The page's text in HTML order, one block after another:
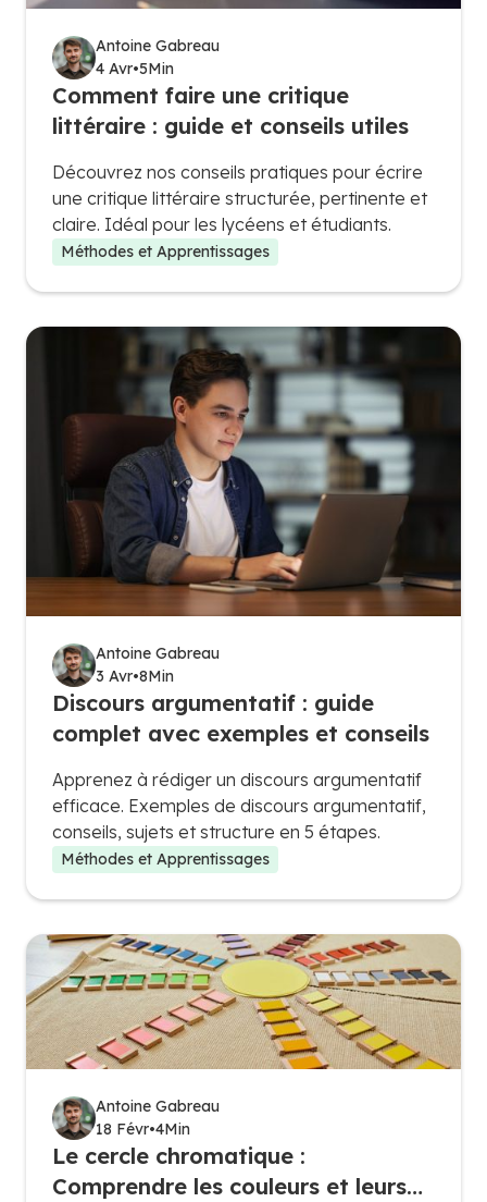
Antoine Gabreau
4 Avr•5Min
Comment faire une critique
littéraire : guide et conseils utiles
Découvrez nos conseils pratiques pour écrire
une critique littéraire structurée, pertinente et
claire. Idéal pour les lycéens et étudiants.
Méthodes et Apprentissages
Antoine Gabreau
3 Avr•8Min
Discours argumentatif : guide
complet avec exemples et conseils
Apprenez à rédiger un discours argumentatif
efficace. Exemples de discours argumentatif,
conseils, sujets et structure en 5 étapes.
Méthodes et Apprentissages
Antoine Gabreau
18 Févr•4Min
Le cercle chromatique :
Comprendre les couleurs et leurs